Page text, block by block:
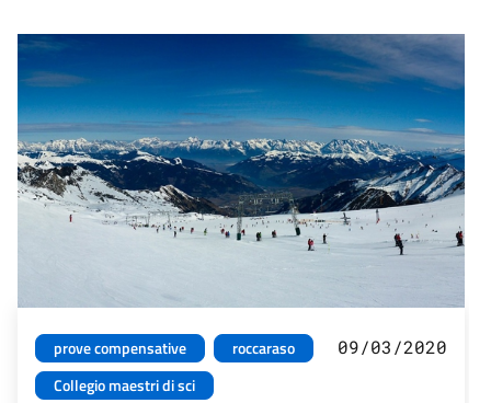
prove compensative
roccaraso
Collegio maestri di sci
09/03/2020